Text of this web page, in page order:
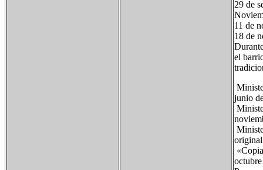
29 de
11 de
18 de
el
junio